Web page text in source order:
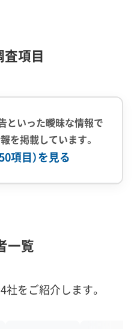
この制度が後押しとな
替えが活発に進んでい
の補助金
建築物除却補助制度
項目
といった曖昧な情報で
を掲載しています。
項目）を見る
公共工事の経験
一覧
社をご紹介します。